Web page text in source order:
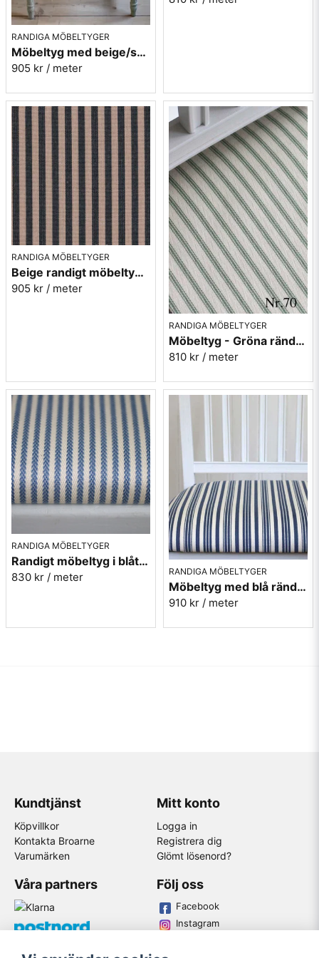
RANDIGA MÖBELTYGER
Möbeltyg med beige/svarta ränder - Stor rand nr.591
905 kr / meter
RANDIGA MÖBELTYGER
Beige randigt möbeltyg - Lill rand nr.391
905 kr / meter
RANDIGA MÖBELTYGER
Möbeltyg - Gröna ränder - Ellinor nr.70
810 kr / meter
RANDIGA MÖBELTYGER
Randigt möbeltyg i blått - Sofia Rand nr.50
830 kr / meter RANDIGA MÖBELTYGER
Möbeltyg med blå ränder i eko-bomull - Fredrika nr.50
910 kr / meter
Kundtjänst
Köpvillkor
Kontakta Broarne
Varumärken
Mitt konto
Logga in
Registrera dig
Glömt lösenord?
Våra partners Följ oss
Facebook
Instagram